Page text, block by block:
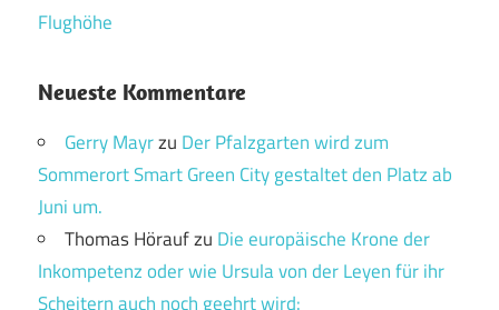
Flughöhe
Neueste Kommentare
Gerry Mayrzu Der Pfalzgarten wird zum
Sommerort Smart Green City gestaltet den Platz ab
Juni um.
Thomas Höraufzu Die europäische Krone der
Inkompetenz oder wie Ursula von der Leyen für ihr
Scheitern auch noch geehrt wird: